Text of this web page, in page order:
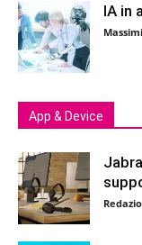
IA in
App & Device